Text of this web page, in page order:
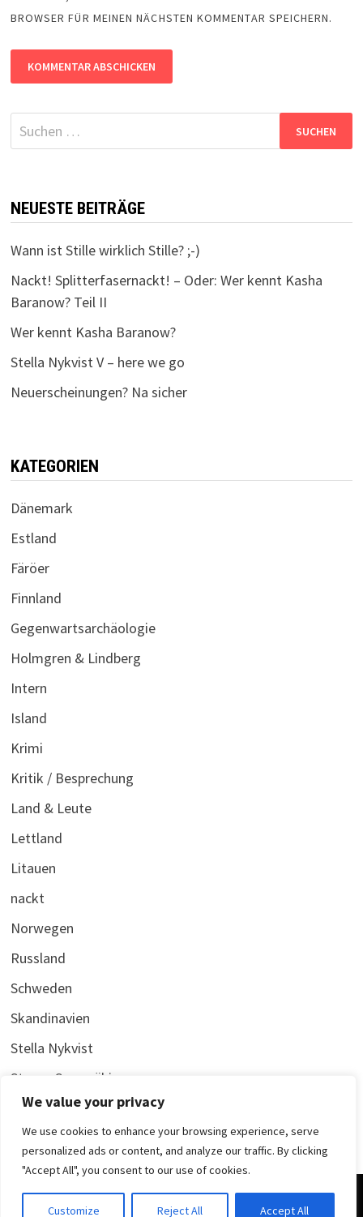
We value your privacy
We use cookies to enhance your browsing experience, serve
personalized ads or content, and analyze our traffic. By clicking
"Accept All", you consent to our use of cookies.
Customize Reject All Accept All
BROWSER FÜR MEINEN NÄCHSTEN KOMMENTAR SPEICHERN.
Suchen
nach:
NEUESTE BEITRÄGE
Wann ist Stille wirklich Stille? ;-)
Nackt! Splitterfasernackt! – Oder: Wer kennt Kasha
Baranow? Teil II
Wer kennt Kasha Baranow?
Stella Nykvist V – here we go
Neuerscheinungen? Na sicher
KATEGORIEN
Dänemark
Estland
Färöer
Finnland
Gegenwartsarchäologie
Holmgren & Lindberg
Intern
Island
Krimi
Kritik / Besprechung
Land & Leute
Lettland
Litauen
nackt
Norwegen
Russland
Schweden
Skandinavien
Stella Nykvist
Stenya Syysmäki